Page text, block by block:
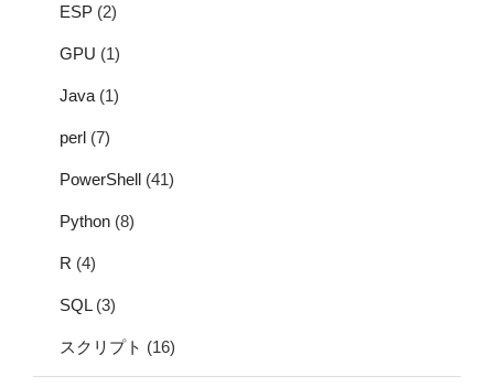
ESP (2)
GPU (1)
Java (1)
perl (7)
PowerShell (41)
Python (8)
R (4)
SQL(3)
スクリプト (16)